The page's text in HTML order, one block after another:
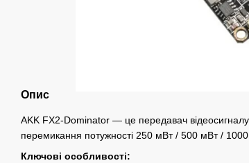
Опис
AKK FX2-Dominator — це передавач
перемикання потужності 250 мВт / 500 мВт /
Ключові особливості: